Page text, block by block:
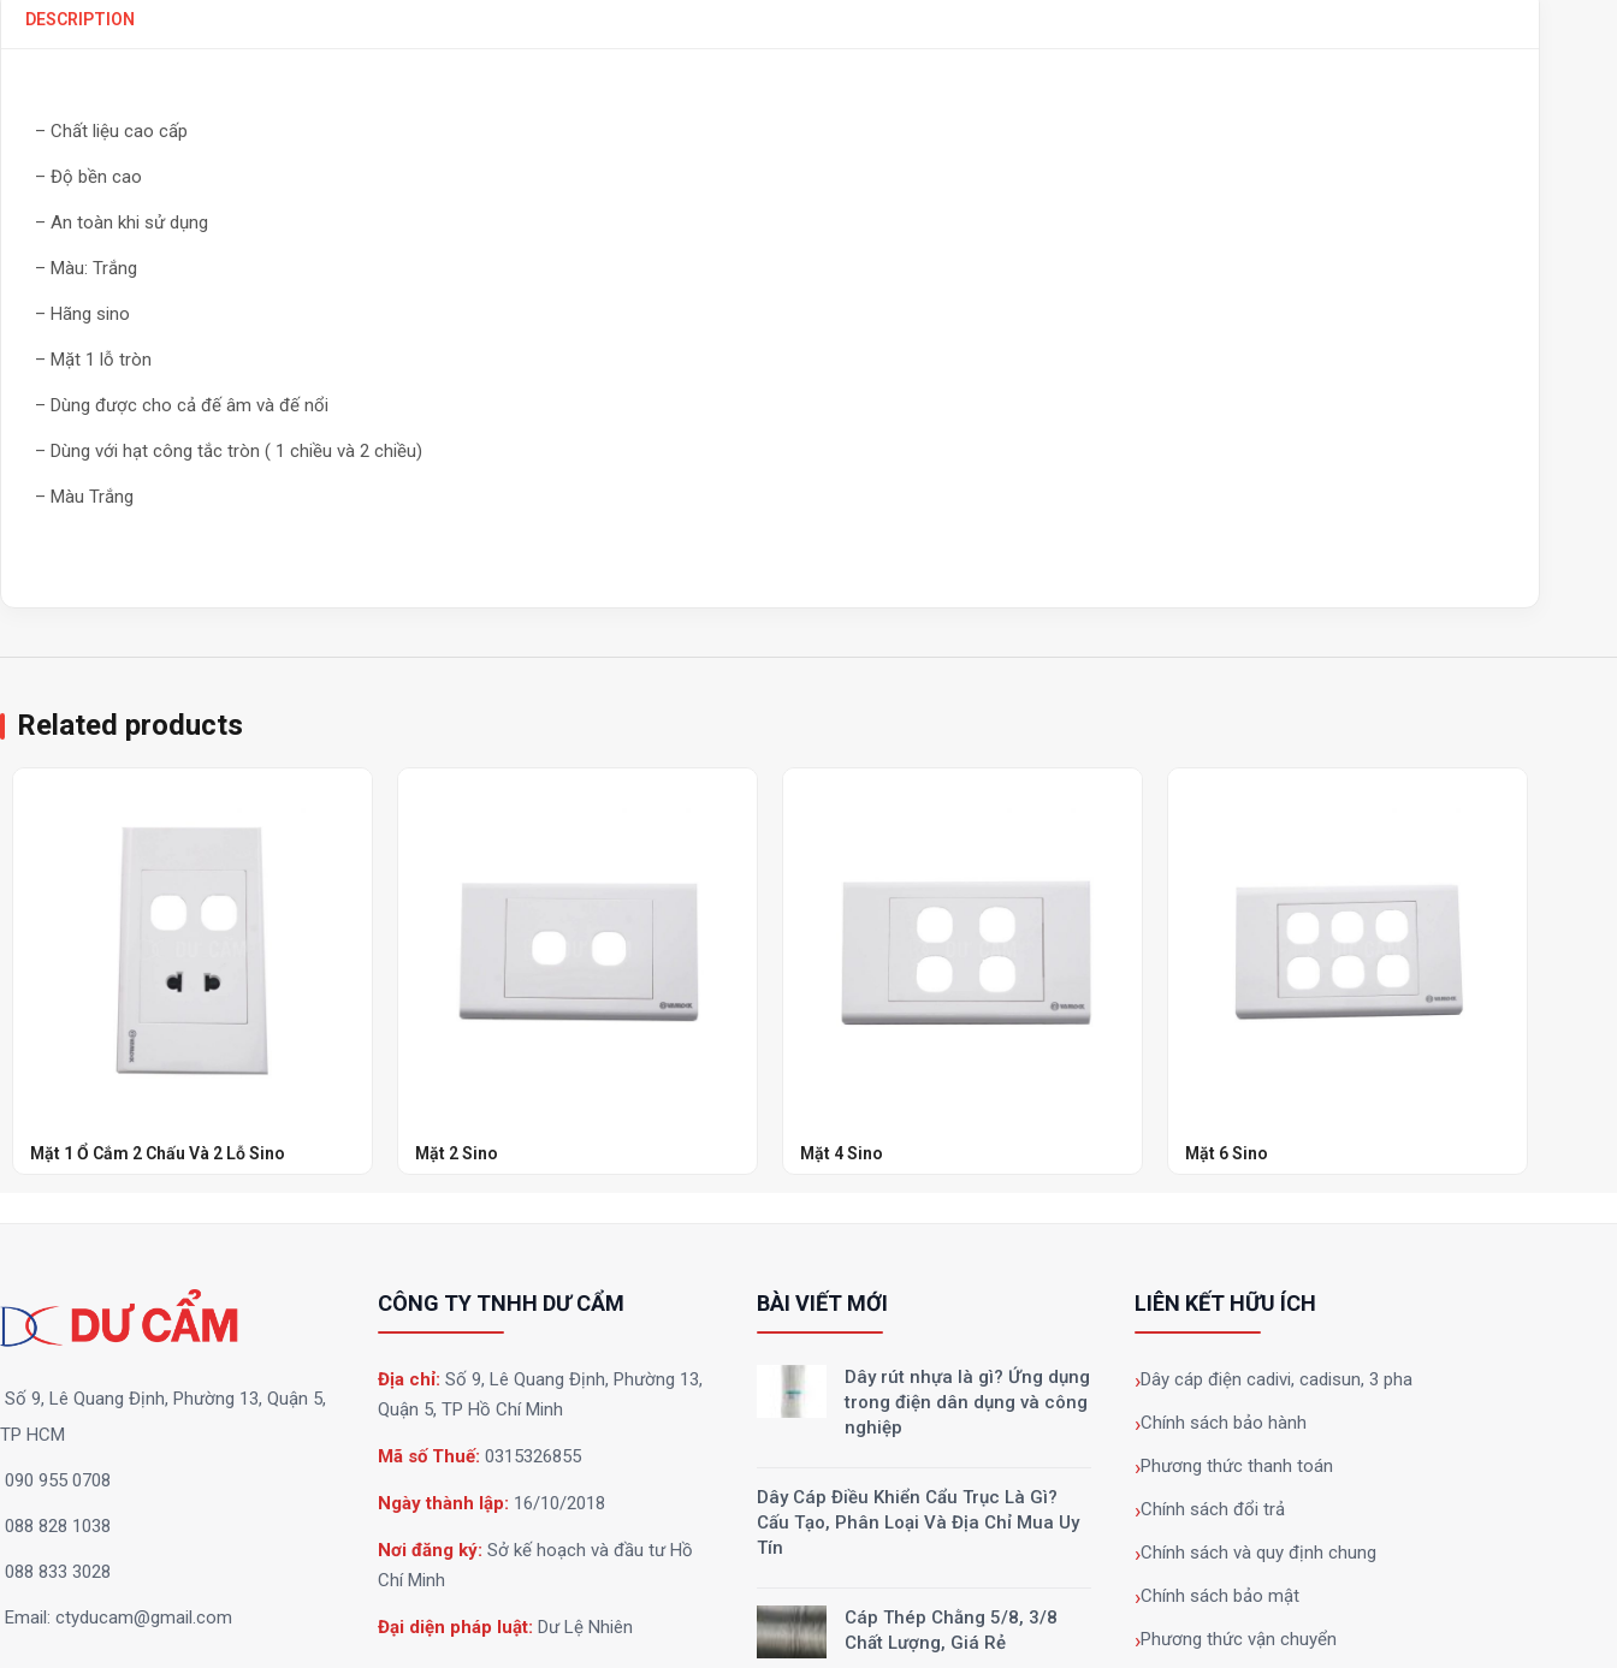
DESCRIPTION
– Chất liệu cao cấp
– Độ bền cao
– An toàn khi sử dụng
– Màu: Trắng
– Hãng sino
– Mặt 1 lỗ tròn
– Dùng được cho cả đế âm và đế nổi
– Dùng với hạt công tắc tròn ( 1 chiều và 2 chiều)
– Màu Trắng
Related products
Mặt 1 Ổ Cắm 2 Chấu Và 2 Lỗ Sino Mặt 2 Sino Mặt 4 Sino Mặt 6 Sino
Số 9, Lê Quang Định, Phường 13, Quận 5,
TP HCM
090 955 0708
088 828 1038
088 833 3028
Email: ctyducam@gmail.com
CÔNG TY TNHH DƯ CẨM
Địa chỉ:Số 9, Lê Quang Định, Phường 13,
Quận 5, TP Hồ Chí Minh
Mã số Thuế: 0315326855
Ngày thành lập: 16/10/2018
Nơi đăng ký: Sở kế hoạch và đầu tư Hồ
Chí Minh
Đại diện pháp luật: Dư Lệ Nhiên
BÀI VIẾT MỚI
Dây rút nhựa là gì? Ứng dụng
trong điện dân dụng và công
nghiệp
Dây Cáp Điều Khiển Cẩu Trục Là Gì?
Cấu Tạo, Phân Loại Và Địa Chỉ Mua Uy
Tín
Cáp Thép Chằng 5/8, 3/8
Chất Lượng, Giá Rẻ
LIÊN KẾT HỮU ÍCH
Dây cáp điện cadivi, cadisun, 3 pha
Chính sách bảo hành
Phương thức thanh toán
Chính sách đổi trả
Chính sách và quy định chung
Chính sách bảo mật
Phương thức vận chuyển